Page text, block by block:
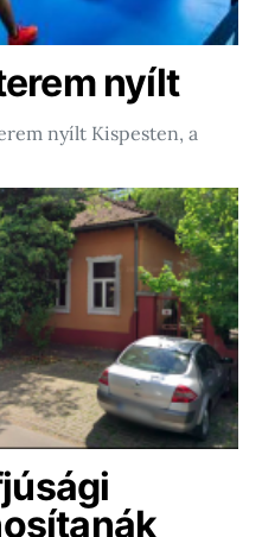
nyílt
nyílt Kispesten, a